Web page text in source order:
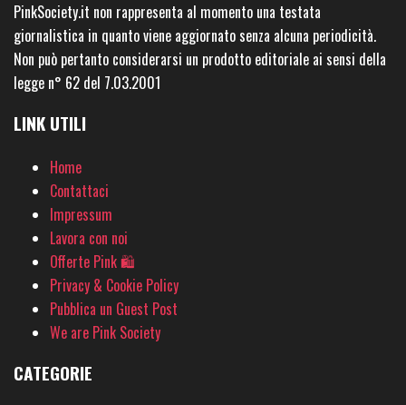
PinkSociety.it non rappresenta al momento una testata
giornalistica in quanto viene aggiornato senza alcuna periodicità.
Non può pertanto considerarsi un prodotto editoriale ai sensi della
legge n° 62 del 7.03.2001
LINK UTILI
Home
Contattaci
Impressum
Lavora con noi
Offerte Pink 🛍
Privacy & Cookie Policy
Pubblica un Guest Post
We are Pink Society
CATEGORIE